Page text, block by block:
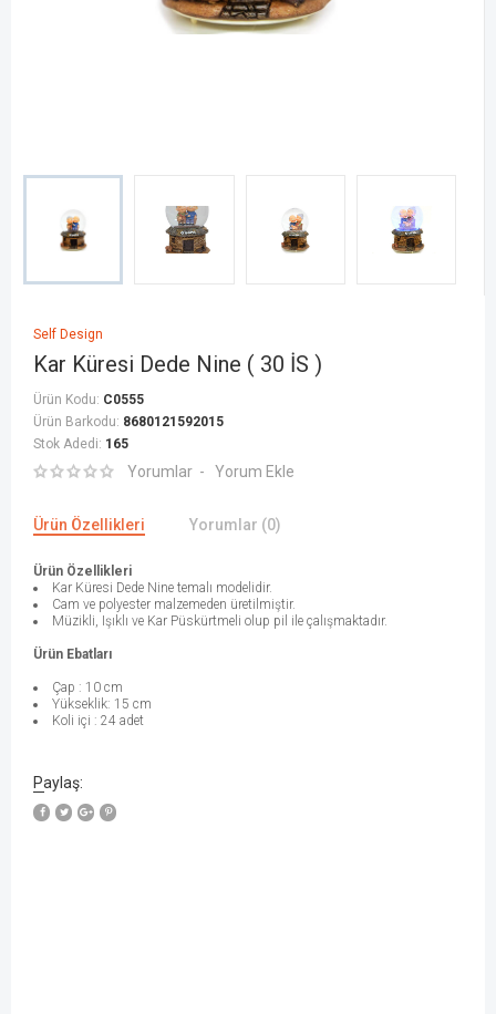
Self Design
Kar Küresi Dede Nine ( 30 İS )
Ürün Kodu: C0555
Ürün Barkodu: 8680121592015
Stok Adedi: 165
Yorumlar Yorum Ekle
Ürün Özellikleri Yorumlar (0)
Ürün Özellikleri
Kar Küresi Dede Nine temalı modelidir.
Cam ve polyester malzemeden üretilmiştir.
Müzikli, Işıklı ve Kar Püskürtmeli olup pil ile çalışmaktadır.
Ürün Ebatları
Çap : 10 cm
Yükseklik: 15 cm
Koli içi : 24 adet
Paylaş: